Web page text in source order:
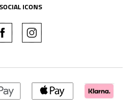
SOCIAL ICONS